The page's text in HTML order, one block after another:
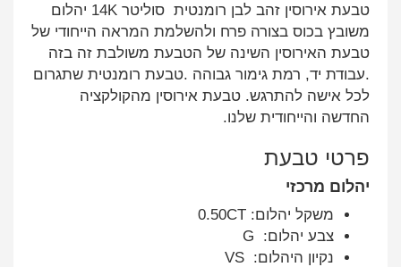
טבעת אירוסין זהב לבן רומנטית סוליטר 14K יהלום
משובץ בכוס בצורה פרח ולהשלמת המראה הייחודי של
טבעת האירוסין השינה של הטבעת משולבת זה בזה
.עבודת יד, רמת גימור גבוהה .טבעת רומנטית שתגרום
לכל אישה להתרגש. טבעת אירוסין מהקולקציה
החדשה והייחודית שלנו.
פרטי טבעת
יהלום מרכזי
משקל יהלום: 0.50CT
צבע יהלום: G
נקיון היהלום: VS